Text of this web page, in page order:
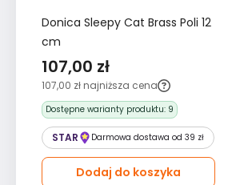
Donica Sleepy Cat Brass Poli 12
cm
107,00 zł
107,00 zł najniższa cena
Dostępne warianty produktu: 9
STAR Darmowa dostawa od 39 zł
Dodaj do koszyka